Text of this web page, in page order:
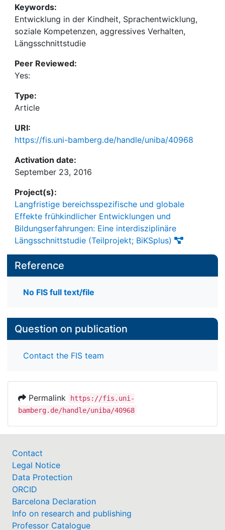
bis zum Ende der ersten Klasse untersucht. Im
Fokus steht die Frage nach der Wirkrichtung des
Entwicklungszusammenhangs zwischen
sprachlichen Kompetenzen und drei Bereichen
emotionaler Kompetenzen, dem kooperativen
Umgang mit Anderen, dem aggressiven Verhalten
und der emotionalen Selbstregulation. Es zeigt
sich, dass die Sprachkompetenz im Alter von drei
Jahren nicht nur prädiktiv für alle drei Aspekte
späterer sozial-emotionaler Kompetenzen ist,
Entwicklungsveränderungen in diesen vorhersagt.
Umgekehrt finden sich zwar auch Zusammenhänge
zwischen dem frühen kooperativen und
aggressiven Verhalten und der späteren
Sprachkompetenz, jedoch sagen diese Aspekte
des Sozialverhaltens keine Veränderungen in der
Sprachkompetenz vorher. Erklärungsansätze und
praktische Implikationen werden diskutiert.
Keywords:
Entwicklung in der Kindheit, Sprachentwicklung,
soziale Kompetenzen, aggressives Verhalten,
Längsschnittstudie
Peer Reviewed:
Yes:
Type:
Article
URI:
https://fis.uni-bamberg.de/handle/uniba/40968
Activation date:
September 23, 2016
Project(s):
Langfristige bereichsspezifische und globale
Effekte frühkindlicher Entwicklungen und
Bildungserfahrungen: Eine interdisziplinäre
Längsschnittstudie (Teilprojekt; BiKSplus)
Reference
No FIS full text/file
Question on publication
Contact the FIS team
Permalink
https://fis.uni-
bamberg.de/handle/uniba/40968
Contact
Legal Notice
Data Protection
ORCID
Barcelona Declaration
Info on research and publishing
Professor Catalogue